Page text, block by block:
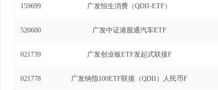
159699 广发恒生消费（QDII-ETF）
520600 广发中证港股通汽车ETF
021739 广发创业板ETF发起式联接F
021778 广发纳指100ETF联接（QDII）人民币F